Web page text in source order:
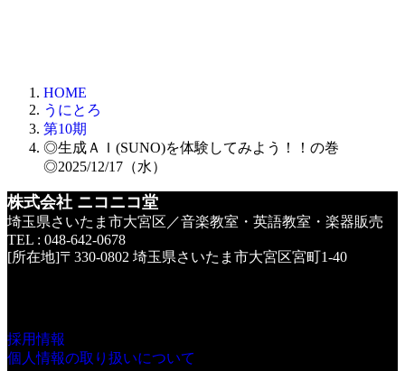
HOME
うにとろ
第10期
◎生成ＡＩ(SUNO)を体験してみよう！！の巻
◎2025/12/17（水）
株式会社 ニコニコ堂
埼玉県さいたま市大宮区／音楽教室・英語教室・楽器販売
TEL : 048-642-0678
[所在地]〒330-0802 埼玉県さいたま市大宮区宮町1-40
採用情報
個人情報の取り扱いについて